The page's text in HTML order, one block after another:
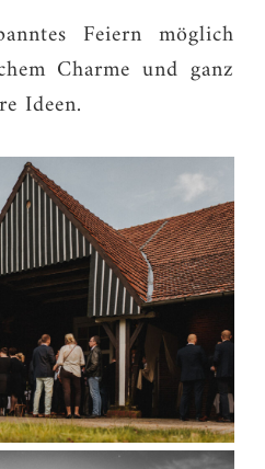
Feiern möglich
Charme und ganz
Ideen.